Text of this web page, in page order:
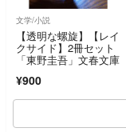
文学/小説
【透明な螺旋】【レイ
クサイド】2冊セット
「東野圭吾」文春文庫
¥900